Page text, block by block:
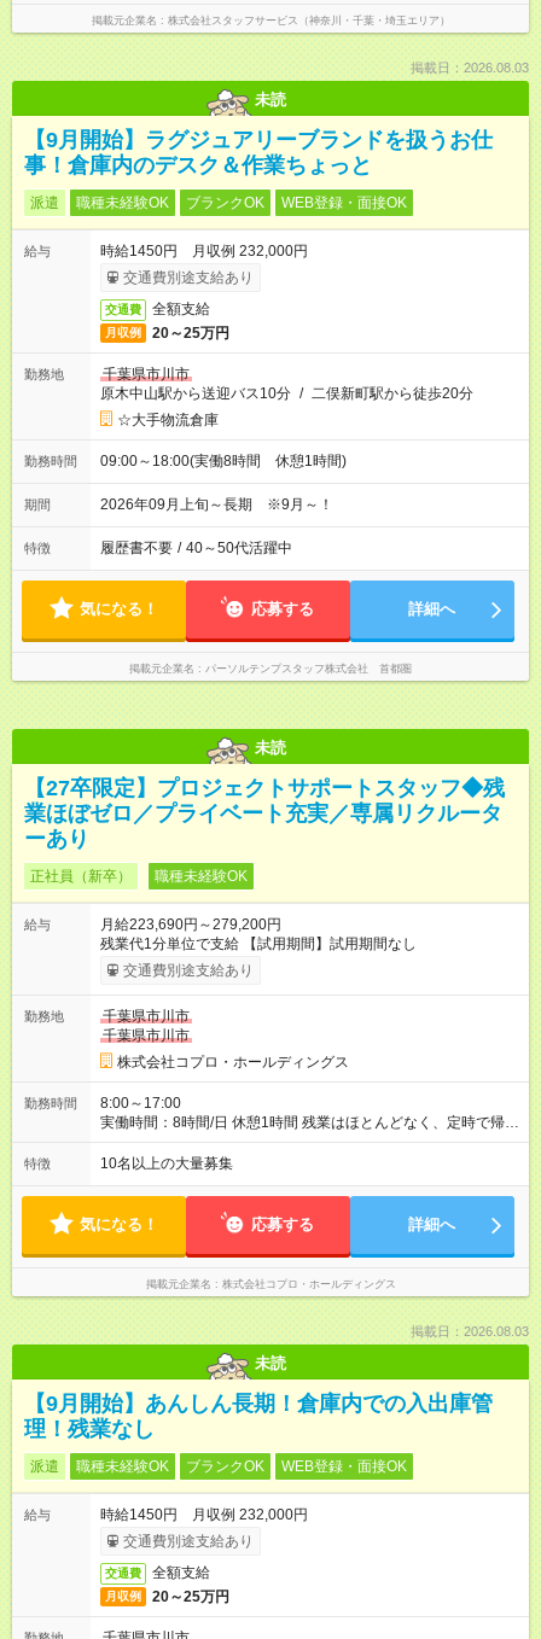
掲載元企業名 株式会社スタッフサービス（神奈川・千葉・埼玉エリア）
掲載日：2026.08.03
未読
【9月開始】ラグジュアリーブランドを扱うお仕
事！倉庫内のデスク＆作業ちょっと
派遣 職種未経験OK ブランクOK WEB登録・面接OK
給与
時給1450円 月収例 232,000円
交通費別途支給あり
交通費 全額支給
月収例 20～25万円
勤務地
千葉県市川市
原木中山駅から送迎バス10分 / 二俣新町駅から徒歩20分
☆大手物流倉庫
勤務時間 09:00～18:00(実働8時間 休憩1時間)
期間 2026年09月上旬～長期 ※9月～！
特徴 履歴書不要 / 40～50代活躍中
気になる！ 応募する 詳細へ
掲載元企業名 パーソルテンプスタッフ株式会社 首都圏
未読
【27卒限定】プロジェクトサポートスタッフ◆残
業ほぼゼロ／プライベート充実／専属リクルータ
ーあり
正社員（新卒） 職種未経験OK
給与
月給223,690円～279,200円
残業代1分単位で支給 【試用期間】試用期間なし
交通費別途支給あり
勤務地
千葉県市川市
千葉県市川市
株式会社コプロ・ホールディングス
勤務時間
8:00～17:00
実働時間：8時間/日 休憩1時間 残業はほとんどなく、定時で帰れ
る日が多い働き方です。 毎日の業務は進捗管理や事務が中心な
ので、 「今日やるべき仕事」が終われば、自然と区切りをつけ
方を大切にしています。
特徴 10名以上の大量募集
気になる！ 応募する 詳細へ
掲載元企業名 株式会社コプロ・ホールディングス
掲載日：2026.08.03
未読
【9月開始】あんしん長期！倉庫内での入出庫管
理！残業なし
派遣 職種未経験OK ブランクOK WEB登録・面接OK
給与
時給1450円 月収例 232,000円
交通費別途支給あり
交通費 全額支給
月収例 20～25万円